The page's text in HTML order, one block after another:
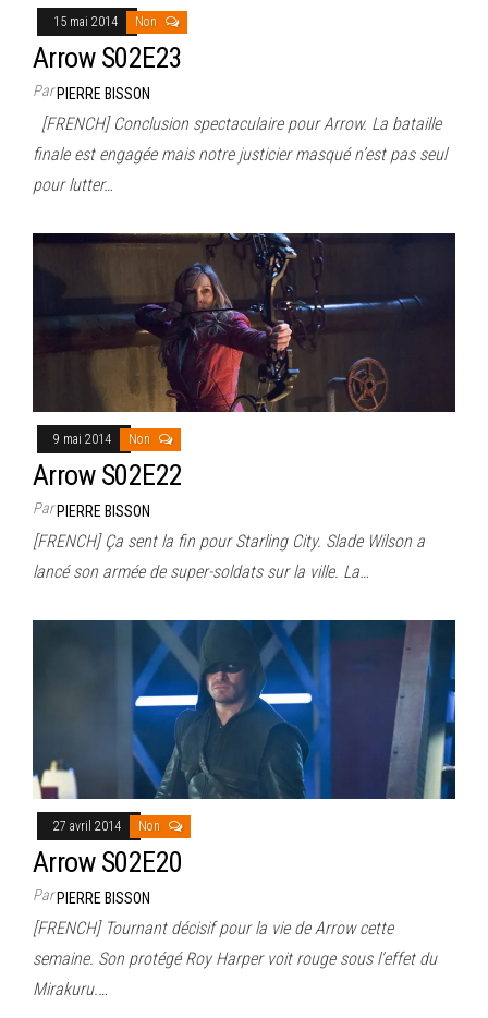
15 mai 2014 Non
Arrow S02E23
ParPIERRE BISSON
[FRENCH] Conclusion spectaculaire pour Arrow. La bataille
finale est engagée mais notre justicier masqué n’est pas seul
pour lutter…
9 mai 2014 Non
Arrow S02E22
ParPIERRE BISSON
[FRENCH] Ça sent la fin pour Starling City. Slade Wilson a
lancé son armée de super-soldats sur la ville. La…
27 avril 2014 Non
Arrow S02E20
ParPIERRE BISSON
[FRENCH] Tournant décisif pour la vie de Arrow cette
semaine. Son protégé Roy Harper voit rouge sous l’effet du
Mirakuru.…